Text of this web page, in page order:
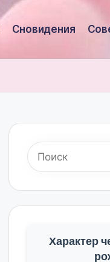
Сновидения
Характер